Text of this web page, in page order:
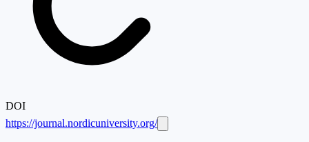
DOI
https://journal.nordicuniversity.org/